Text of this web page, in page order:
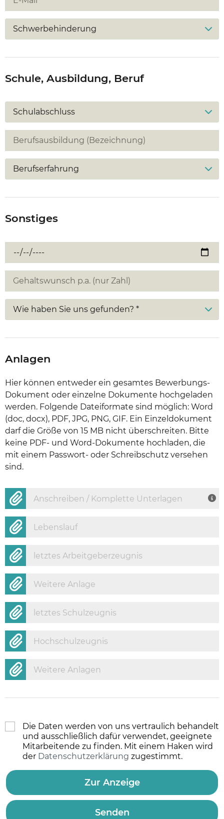
Schwerbehinderung
Schule, Ausbildung, Beruf
Schulabschluss
Berufserfahrung
Sonstiges
Wie haben Sie uns gefunden? *
Anlagen
Hier können entweder ein gesamtes Bewerbungs-
Dokument oder einzelne Dokumente hochgeladen
werden. Folgende Dateiformate sind möglich: Word
(doc, docx), PDF, JPG, PNG, GIF. Ein Einzeldokument
darf die Größe von 15 MB nicht überschreiten. Bitte
keine PDF- und Word-Dokumente hochladen, die
mit einem Passwort- oder Schreibschutz versehen
sind.
Anschreiben / Komplette Unterlagen
Lebenslauf
letztes Arbeitgeberzeugnis
Weitere Anlage
letztes Schulzeugnis
Hochschulzeugnis
Weitere Anlagen
Die Daten werden von uns vertraulich behandelt
und ausschließlich dafür verwendet, geeignete
Mitarbeitende zu finden. Mit einem Haken wird
der Datenschutzerklärung zugestimmt.
Zur Anzeige
Senden